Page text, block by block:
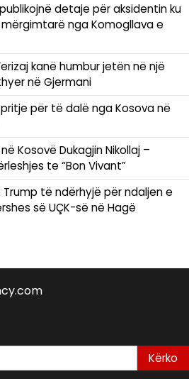
detaje për aksidentin ku
nga Komogllava e
kanë humbur jetën në një
në Gjermani
për të dalë nga Kosova në
Kosovë Dukagjin Nikollaj –
te “Bon Vivant”
Trump të ndërhyjë për ndaljen e
së UÇK-së në Hagë